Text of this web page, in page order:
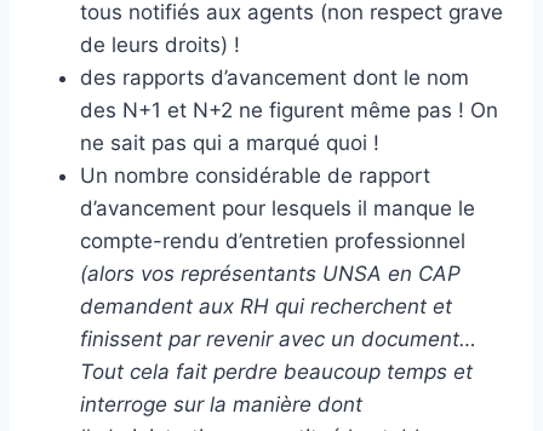
tous notifiés aux agents (non respect grave
de leurs droits) !
des rapports d’avancement dont le nom
des N+1 et N+2 ne figurent même pas ! On
ne sait pas qui a marqué quoi !
Un nombre considérable de rapport
d’avancement pour lesquels il manque le
compte-rendu d’entretien professionnel
(alors vos représentants UNSA en CAP
demandent aux RH qui recherchent et
finissent par revenir avec un document…
Tout cela fait perdre beaucoup temps et
interroge sur la manière dont